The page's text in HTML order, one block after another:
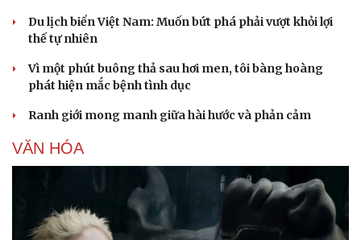
Sức khỏe
Cây thuốc
Làm đẹp - giảm cân
Phòng mạch online
Đời sống
Du lịch biển Việt Nam: Muốn bứt phá phải vượt khỏi lợi
thế tự nhiên
Vì một phút buông thả sau hơi men, tôi bàng hoàng
phát hiện mắc bệnh tình dục
Ranh giới mong manh giữa hài hước và phản cảm
VĂN HÓA